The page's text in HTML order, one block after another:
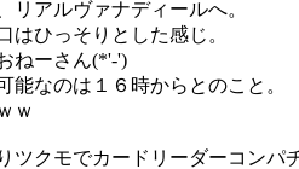
リアルヴァナディールへ。
はひっそりとした感じ。
ねーさん(*'-')
なのは１６時からとのこと。
ｗ
ツクモでカードリーダーコンパ